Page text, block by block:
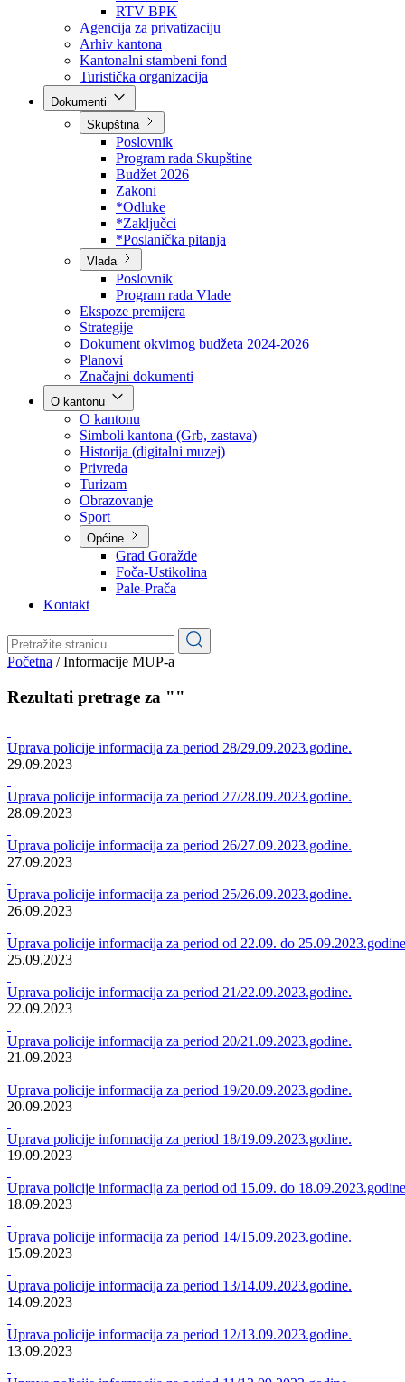
Direkcija za šumarstvo
Javna preduzeća
BPK šume
RTV BPK
Agencija za privatizaciju
Arhiv kantona
Kantonalni stambeni fond
Turistička organizacija
Skupština
Poslovnik
Program rada Skupštine
Budžet 2026
Zakoni
*Odluke
*Zaključci
*Poslanička pitanja
Vlada
Poslovnik
Program rada Vlade
Ekspoze premijera
Strategije
Dokument okvirnog budžeta 2024-2026
Planovi
Značajni dokumenti
O kantonu
O kantonu
Simboli kantona (Grb, zastava)
Historija (digitalni muzej)
Privreda
Turizam
Obrazovanje
Općine
Pale-Prača
Kontakt
Informacije MUP-a
Rezultati pretrage za ""